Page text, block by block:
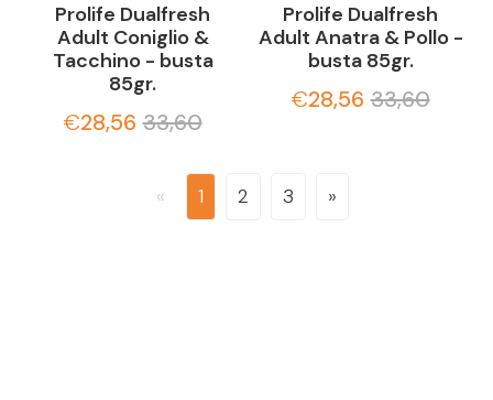
Prolife Dualfresh
Adult Coniglio &
Tacchino - busta
85gr.
€28,56 33,60
Prolife Dualfresh
Adult Anatra & Pollo -
busta 85gr.
€28,56 33,60
« 1 2 3 »